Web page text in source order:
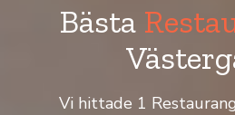
Bästa
Vi hittade 1